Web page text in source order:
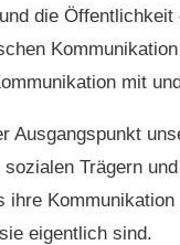
die Öffentlichkeit
mit
Ausgangspunkt
Trägern
ihre
eigentlich sind.